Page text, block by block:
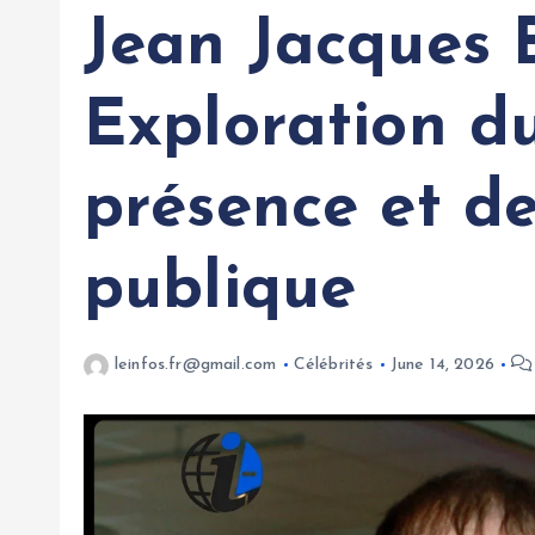
Jean Jacques
Exploration
présence et
publique
leinfos.fr@gmail.com Célébrités June 14, 2026